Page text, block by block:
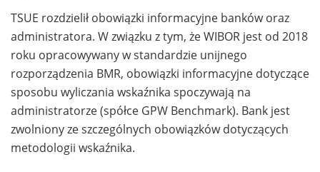
TSUE rozdzielił obowiązki informacyjne banków oraz
administratora. W związku z tym, że WIBOR jest od 2018
roku opracowywany w standardzie unijnego
rozporządzenia BMR, obowiązki informacyjne dotyczące
sposobu wyliczania wskaźnika spoczywają na
administratorze (spółce GPW Benchmark). Bank jest
zwolniony ze szczególnych obowiązków dotyczących
metodologii wskaźnika.